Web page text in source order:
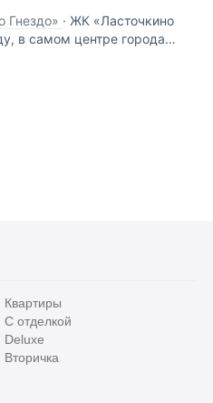
Гнездо» · ЖК «Ласточкино
в самом центре города
от Садового кольца:
доступности от
бульвар. 6-ти
Квартиры
С отделкой
Deluxe
Вторичка